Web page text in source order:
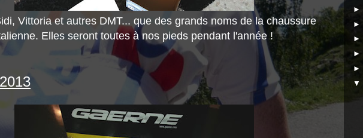
Vittoria et autres DMT... que des grands noms de la chaussure
Elles seront toutes à nos pieds pendant l'année !
►
►
►
►
►
▼